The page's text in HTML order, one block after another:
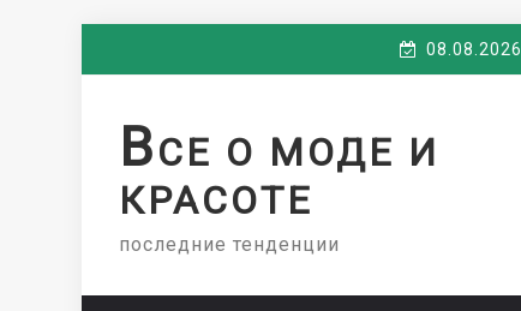
08.08.2026
ВСЕ О МОДЕ И
КРАСОТЕ
последние тенденции